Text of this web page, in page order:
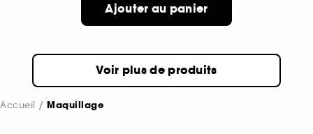
Ajouter au panier
Voir plus de produits
Accueil Maquillage